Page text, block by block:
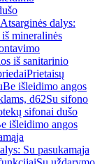
Atsarginės dalys:
mineralinės
iš sanitarinio
Prietaisų
Be išleidimo angos
d62Su sifono
sifonai dušo
išleidimo angos
Su pasukamąja